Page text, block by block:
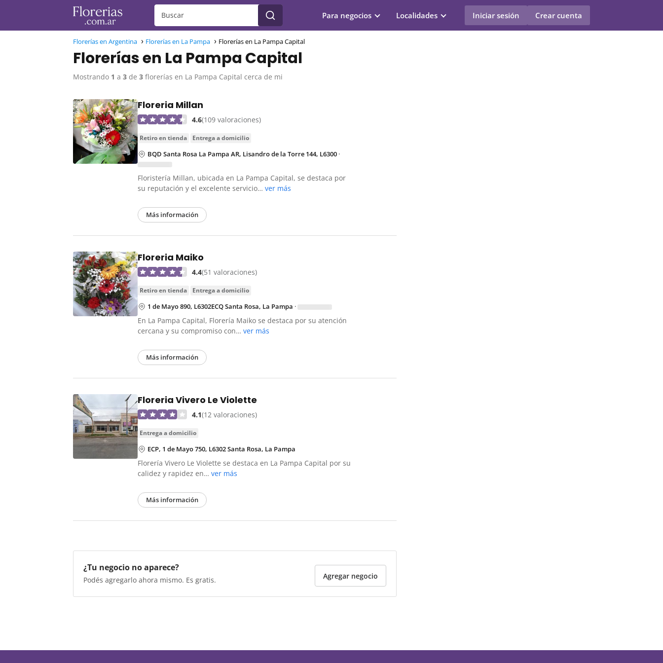
Para negocios Localidades Iniciar sesión Crear cuenta
Florerías en Argentina Florerías en La Pampa Florerías en La Pampa Capital
Florerías en La Pampa Capital
Mostrando 1 a 3 de 3 florerías en La Pampa Capital cerca de mi
Floreria Millan
4.6(109 valoraciones)
retiro en tienda entrega a domicilio
BQD Santa Rosa La Pampa AR, Lisandro de la Torre 144, L6300 ·
Floristería Millan, ubicada en La Pampa Capital, se destaca por
su reputación y el excelente servicio…ver más
Más información
Floreria Maiko
4.4(51 valoraciones)
retiro en tienda entrega a domicilio
1 de Mayo 890, L6302ECQ Santa Rosa, La Pampa ·
En La Pampa Capital, Florería Maiko se destaca por su atención
cercana y su compromiso con…ver más
Más información
Floreria Vivero Le Violette
4.1(12 valoraciones)
entrega a domicilio
ECP, 1 de Mayo 750, L6302 Santa Rosa, La Pampa
Florería Vivero Le Violette se destaca en La Pampa Capital por su
calidez y rapidez en…ver más
Más información
¿Tu negocio no aparece?
Podés agregarlo ahora mismo. Es gratis. Agregar negocio